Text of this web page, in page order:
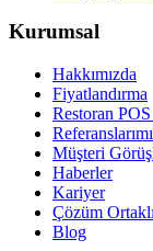
Kurumsal
Hakkımızda
Fiyatlandırma
Restoran
Müşteri
Haberler
Kariyer
Çözüm
Blog